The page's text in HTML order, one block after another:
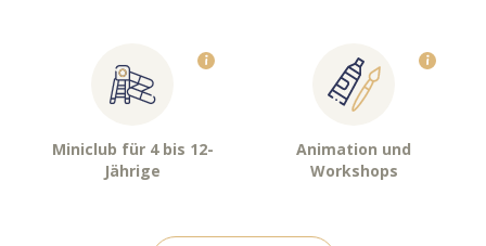
Miniclub für 4 bis 12-
Jährige
Animation und
Workshops